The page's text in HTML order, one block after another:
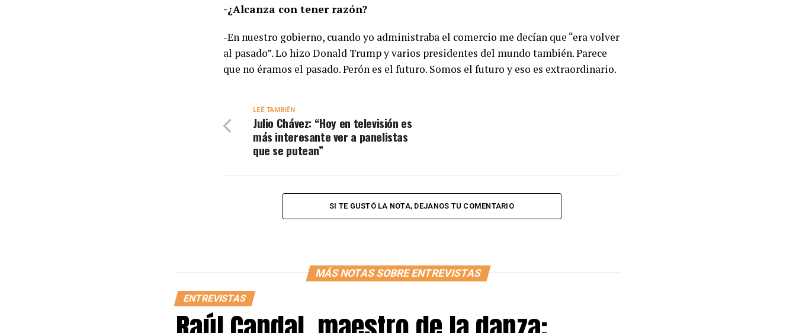
-¿Alcanza con tener razón?
-En nuestro gobierno, cuando yo administraba el comercio me decían que “era volver
al pasado”. Lo hizo Donald Trump y varios presidentes del mundo también. Parece
que no éramos el pasado. Perón es el futuro. Somos el futuro y eso es extraordinario.
LEÉ TAMBIÉN
Julio Chávez: “Hoy en televisión es
más interesante ver a panelistas
que se putean”
SI TE GUSTÓ LA NOTA, DEJANOS TU COMENTARIO
MÁS NOTAS SOBRE ENTREVISTAS
ENTREVISTAS